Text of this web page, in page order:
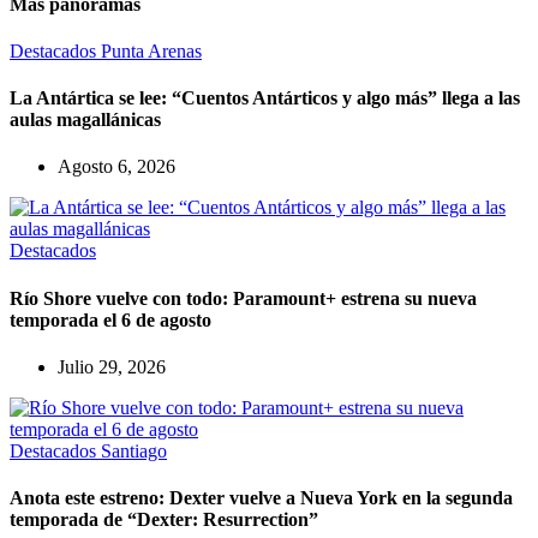
Destacados Punta Arenas
La Antártica se lee: “Cuentos Antárticos y algo más” llega a las
aulas magallánicas
Agosto 6, 2026
Destacados
Río Shore vuelve con todo: Paramount+ estrena su nueva
temporada el 6 de agosto
Julio 29, 2026
Destacados Santiago
Anota este estreno: Dexter vuelve a Nueva York en la segunda
temporada de “Dexter: Resurrection”